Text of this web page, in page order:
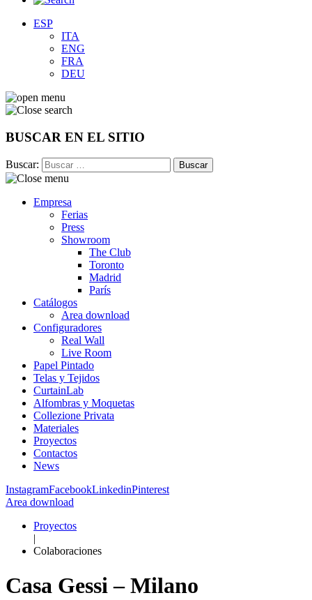
ESP
ITA
ENG
FRA
DEU
BUSCAR EN EL SITIO
Buscar:
Empresa
Ferias
Press
Showroom
The Club
Toronto
Madrid
París
Catálogos
Area download
Configuradores
Real Wall
Live Room
Papel Pintado
Telas y Tejidos
CurtainLab
Alfombras y Moquetas
Collezione Privata
Materiales
Proyectos
Contactos
News
InstagramFacebookLinkedinPinterest
Area download
Proyectos
|
Colaboraciones
Casa Gessi – Milano